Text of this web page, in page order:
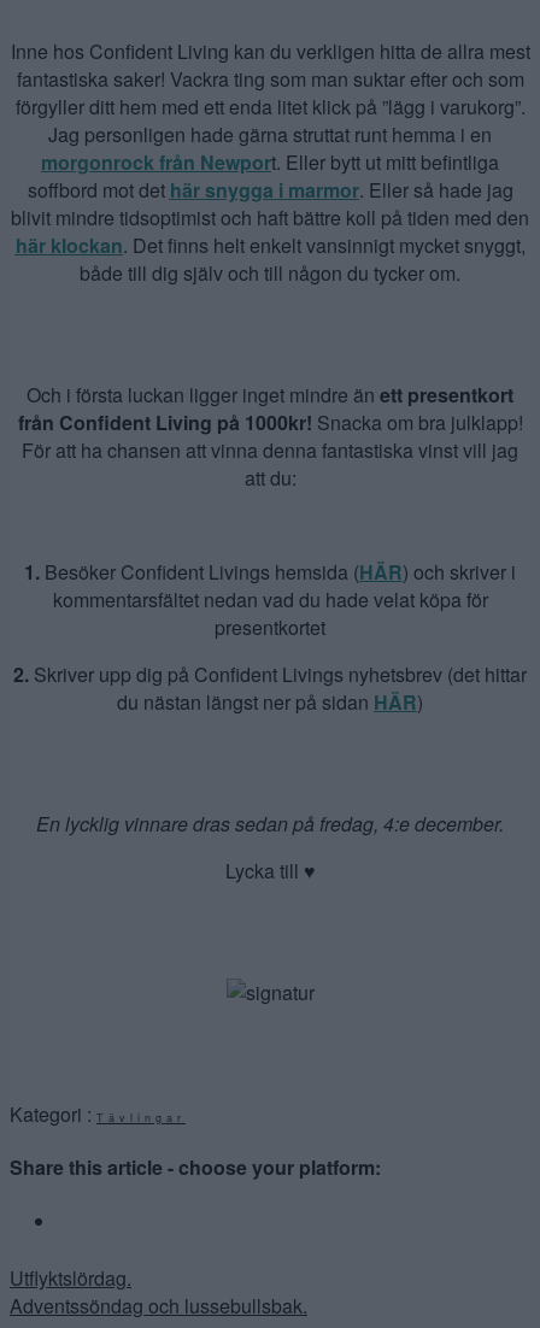
Inne hos Confident Living kan du verkligen hitta de allra mest
fantastiska saker! Vackra ting som man suktar efter och som
förgyller ditt hem med ett enda litet klick på ”lägg i varukorg”.
Jag personligen hade gärna struttat runt hemma i en
morgonrock från Newport. Eller bytt ut mitt befintliga
soffbord mot det här snygga i marmor. Eller så hade jag
blivit mindre tidsoptimist och haft bättre koll på tiden med den
här klockan. Det finns helt enkelt vansinnigt mycket snyggt,
både till dig själv och till någon du tycker om.
Och i första luckan ligger inget mindre än ett presentkort
från Confident Living på 1000kr! Snacka om bra julklapp!
För att ha chansen att vinna denna fantastiska vinst vill jag
att du:
1. Besöker Confident Livings hemsida (HÄR) och skriver i
kommentarsfältet nedan vad du hade velat köpa för
presentkortet
2. Skriver upp dig på Confident Livings nyhetsbrev (det hittar
du nästan längst ner på sidan HÄR)
En lycklig vinnare dras sedan på fredag, 4:e december.
Lycka till ♥
Kategori : Tävlingar
Share this article - choose your platform:
Inläggsnavigering
Utflyktslördag.
Adventssöndag och lussebullsbak.